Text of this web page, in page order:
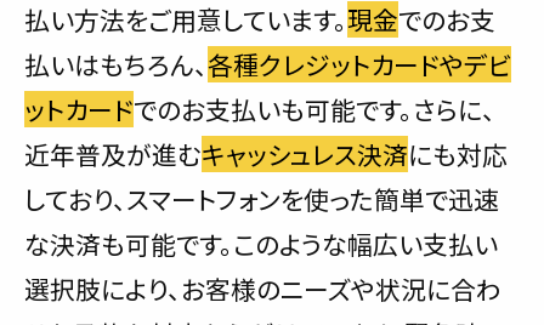
払い方法をご用意しています。現金でのお支
払いはもちろん、各種クレジットカードやデビ
ットカードでのお支払いも可能です。さらに、
近年普及が進むキャッシュレス決済にも対応
しており、スマートフォンを使った簡単で迅速
な決済も可能です。このような幅広い支払い
選択肢により、お客様のニーズや状況に合わ